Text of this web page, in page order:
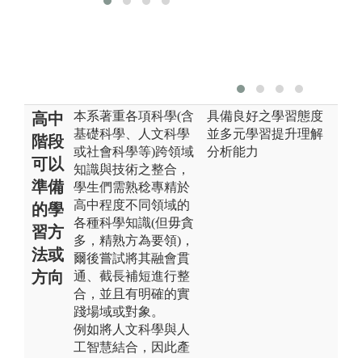
高中
階段
可以
準備
的學
習方
法或
方向
本系著重各項科學(含
基礎科學、人文科學
或社會科學等)跨領域
知識與技術之整合，
學生們需熟稔專精於
高中程度不同領域的
各種科學知識(但毋貪
多，精熟方為要領)，
爾後嘗試將其融會貫
通、截長補短進行整
合，並且有明確的實
踐場域或對象。
例如將人文科學與人
工智慧結合，因此產
具備良好之學習態度
並多元學習提升理解
分析能力